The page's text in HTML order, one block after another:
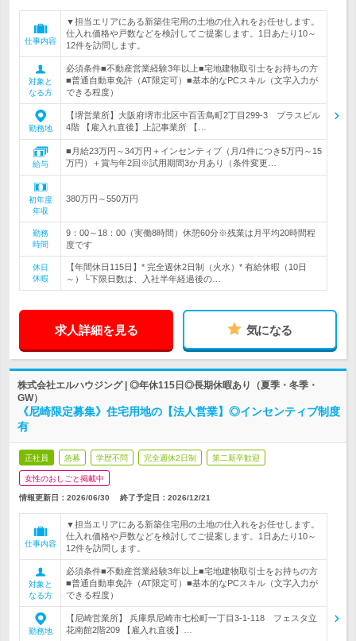
仕事内容
▼担当エリアにある新築住宅用の土地の仕入れをお任せします。
仕入れ価格や戸数などを検討してご提案します。1日あたり10～
12件を訪問します。
対象と
なる方
必須条件■不動産営業経験3年以上■宅地建物取引士をお持ちの方
■普通自動車免許（AT限定可）■基本的なPCスキル（文字入力が
できる程度）
勤務地
【堺営業所】大阪府堺市北区中百舌鳥町2丁目299-3 プラスビル
4階 【雇入れ直後】上記事業所 【…
給与
■月給23万円～34万円＋インセンティブ（月/1件につき5万円～15
万円）＋賞与年2回※試用期間3か月あり（条件変更…
初年度
年収
380万円～550万円
勤務
時間
9：00～18：00（実働8時間）休憩60分※残業は月平均20時間程
度です
休日
休暇
【年間休日115日】* 完全週休2日制（火水）* 有給休暇（10日
～）└下限日数は、入社半年経過後の…
求人詳細を見る 気になる
株式会社エルハウジング | ◎年休115日◎長期休暇あり（夏季・冬季・
GW）
《尼崎限定募集》住宅用地の【法人営業】◎インセンティブ制度
有
正社員 急募 学歴不問 完全週休2日制 第二新卒歓迎
女性のおしごと掲載中
情報更新日：2026/06/30 終了予定日： 2026/12/21
仕事内容
▼担当エリアにある新築住宅用の土地の仕入れをお任せします。
仕入れ価格や戸数などを検討してご提案します。1日あたり10～
12件を訪問します。
対象と
なる方
必須条件■不動産営業経験3年以上■宅地建物取引士をお持ちの方
■普通自動車免許（AT限定可）■基本的なPCスキル（文字入力が
できる程度）
勤務地
【尼崎営業所】 兵庫県尼崎市七松町一丁目3-1-118 フェスタ立
花南館2階209 【雇入れ直後】…